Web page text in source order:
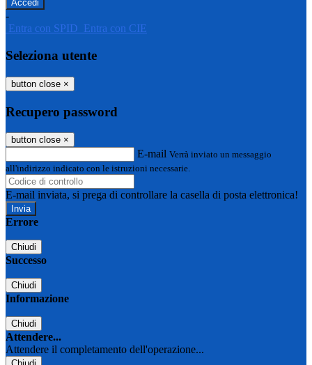
-
Entra con SPID Entra con CIE
Seleziona utente
button close ×
Recupero password
button close ×
E-mail Verrà inviato un messaggio
all'indirizzo indicato con le istruzioni necessarie.
E-mail inviata, si prega di controllare la casella di posta elettronica!
Errore
Chiudi
Successo
Chiudi
Informazione
Chiudi
Attendere...
Attendere il completamento dell'operazione...